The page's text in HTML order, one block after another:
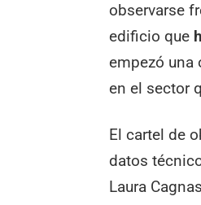
observarse
edificio que
empezó una
en el sector
El cartel de
datos
Laura